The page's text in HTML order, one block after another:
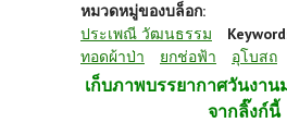
หมวดหมู่ของบล็อก:
ประเพณี วัฒนธรรม
ทอดผ้าป่า
ยกช่อฟ้า อุโบสถ
เก็บภาพบรรยากาศวันงา
จากลิ๊งก์นี้